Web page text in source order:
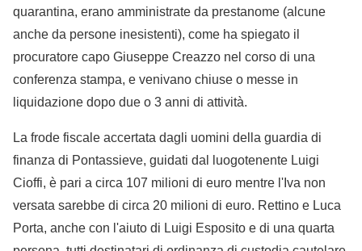
quarantina, erano amministrate da prestanome (alcune
anche da persone inesistenti), come ha spiegato il
procuratore capo Giuseppe Creazzo nel corso di una
conferenza stampa, e venivano chiuse o messe in
liquidazione dopo due o 3 anni di attività.
La frode fiscale accertata dagli uomini della guardia di
finanza di Pontassieve, guidati dal luogotenente Luigi
Cioffi, è pari a circa 107 milioni di euro mentre l'Iva non
versata sarebbe di circa 20 milioni di euro. Rettino e Luca
Porta, anche con l'aiuto di Luigi Esposito e di una quarta